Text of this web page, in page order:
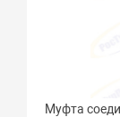
Муфта